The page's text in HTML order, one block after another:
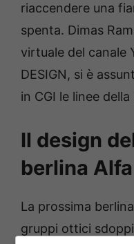
riaccendere una
spenta. Dimas
virtuale del canale
DESIGN, si è
in CGI le linee
Il design
berlina
La prossima
gruppi ottici